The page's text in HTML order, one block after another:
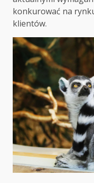
konkurować na
klientów.